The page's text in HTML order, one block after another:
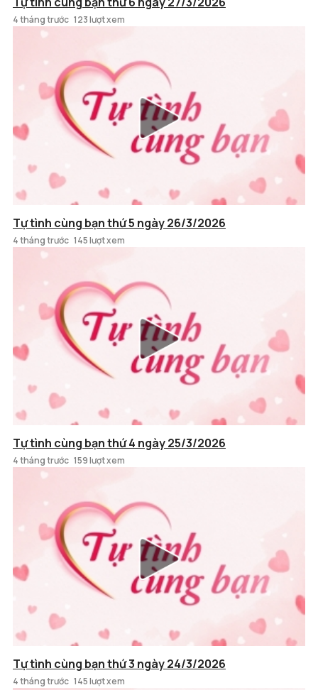
4 tháng trước 123 lượt xem
Tự tình cùng bạn thứ 5 ngày 26/3/2026
4 tháng trước 145 lượt xem
Tự tình cùng bạn thứ 4 ngày 25/3/2026
4 tháng trước 159 lượt xem
Tự tình cùng bạn thứ 3 ngày 24/3/2026
4 tháng trước 145 lượt xem